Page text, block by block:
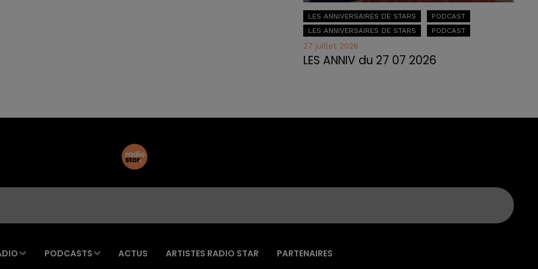
LES ANNIVERSAIRES DE STARS
PODCAST
LES ANNIVERSAIRES DE STARS
PODCAST
27 juillet 2026
LES ANNIV du 27 07 2026
PODCASTS ACTUS ARTISTES RADIO STAR PARTENAIRES